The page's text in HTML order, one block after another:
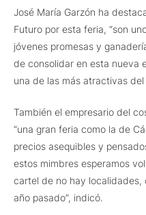
José María Garzón ha
Futuro por esta feria, “son
jóvenes promesas y
de consolidar en esta nueva
una de las más atractivas del
También el empresario del
“una gran feria como la de
precios asequibles y
estos mimbres esperamos
cartel de no hay localidades,
año pasado”, indicó.